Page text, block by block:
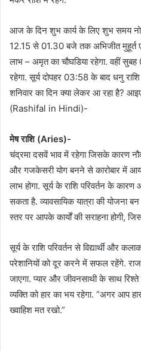
आज के दिन शुभ कार्य के लिए शुभ समय
12.15 से 01.30 बजे तक अभिजीत
लाभ – अमृत का चौघडिया रहेगा. वहीं
रहेगा. सूर्य दोपहर 03:58 के बाद धनु
शनिवार का दिन क्या लेकर आ रहा है?
(Rashifal in Hindi)-
मेष राशि (Aries)-
चंद्रमा दसवें भाव में रहेगा जिसके कारण
और गजकेसरी योग बनने से कारोबार में
लाभ होगा. सूर्य के राशि परिवर्तन के
सकता है. व्यावसायिक यात्रा की योजना
स्तर पर आपके कार्यों की सराहना होगी,
सूर्य के राशि परिवर्तन से विद्यार्थी और
परेशानियों को दूर करने में सफल रहेंगे.
जाएगा. प्यार और जीवनसाथी के साथ
व्यक्ति को हार का भय रहेगा. “अगर आप
ख्वाहिश मत रखो.”